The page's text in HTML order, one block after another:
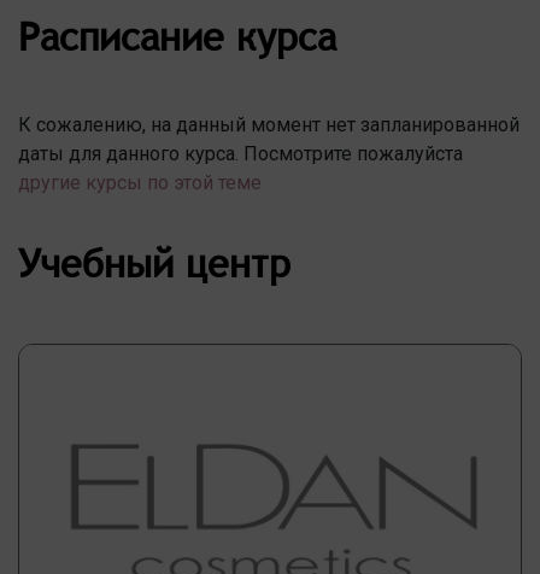
Расписание курса
К сожалению, на данный момент нет запланированной
даты для данного курса. Посмотрите пожалуйста
другие курсы по этой теме
Учебный центр